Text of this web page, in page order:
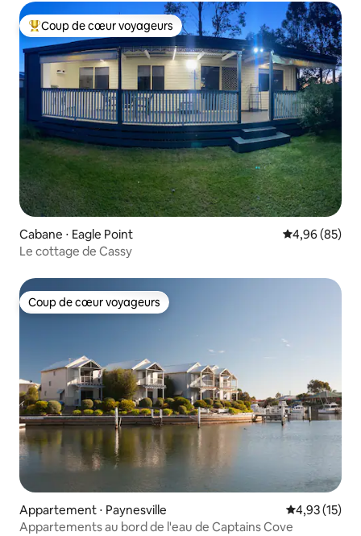
Coups de cœur voyageurs les plus appréciés
Coup de cœur voyageurs
Cabane ⋅ Eagle Point Évaluation
4,96 (85)
Le cottage de Cassy
Coup de cœur voyageurs
Coup de cœur voyageurs
Appartement ⋅ Paynesville Évaluation
4,93 (15)
Appartements au bord de l'eau de Captains Cove